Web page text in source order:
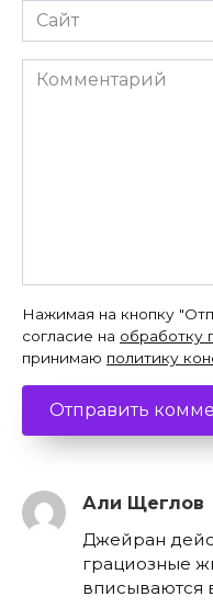
Сайт
Комментарий
Нажимая на кнопку
согласие на обработку
принимаю политику
Али Щеглов
Джейран
грациозные
вписываются